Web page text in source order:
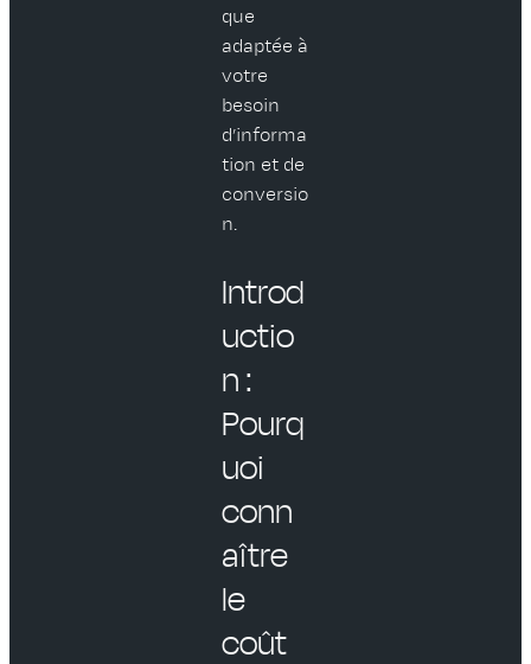
que
adaptée à
votre
besoin
d’informa
tion et de
conversio
n.
Introd
uctio
n :
Pourq
uoi
conn
aître
le
coût